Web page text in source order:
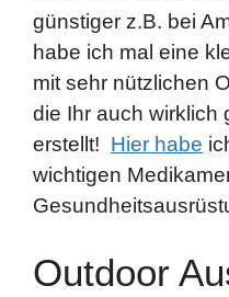
günstiger z.B. bei
habe ich mal eine
mit sehr nützlichen
die Ihr auch wirklich
erstellt! Hier habe
wichtigen
Outdoor